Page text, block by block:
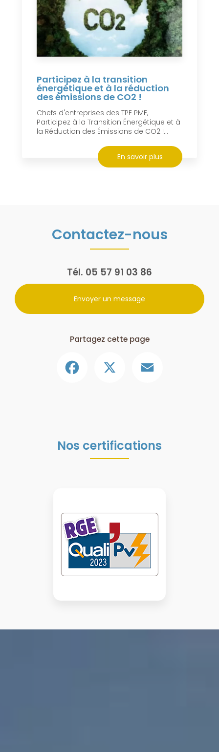
Participez à la transition
énergétique et à la réduction
des émissions de CO2 !
Chefs d'entreprises des TPE PME,
Participez à la Transition Énergétique et à
la Réduction des Émissions de CO2 !...
En savoir plus
Contactez-nous
Tél. 05 57 91 03 86
Envoyer un message
Partagez cette page
Nos certifications